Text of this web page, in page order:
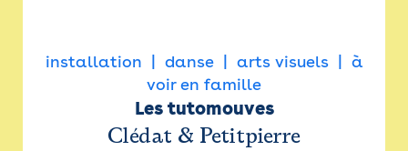
installation danse arts visuels
à
voir en famille
Les tutomouves
Clédat & Petitpierre